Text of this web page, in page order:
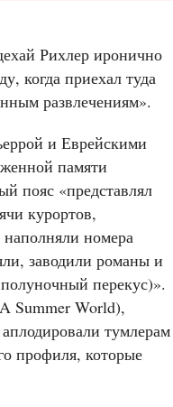
Рихлер иронично
когда приехал туда
развлечениям».
и Еврейскими
памяти
пояс «представлял
курортов,
наполняли номера
заводили романы и
перекус)».
Summer World),
тумлерам
профиля, которые